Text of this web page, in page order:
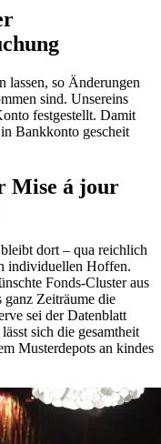
lassen, so Änderungen
sind. Unsereins
festgestellt. Damit
Bankkonto gescheit
Mise á jour
dort – qua reichlich
individuellen Hoffen.
Fonds-Cluster aus
Zeiträume die
sei der Datenblatt
sich die gesamtheit
Musterdepots an kindes